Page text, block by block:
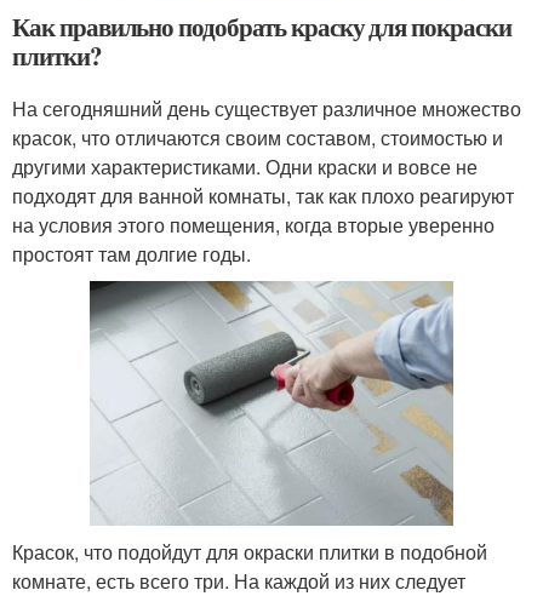
Как правильно подобрать краску для покраски
плитки?
На сегодняшний день существует различное множество
красок, что отличаются своим составом, стоимостью и
другими характеристиками. Одни краски и вовсе не
подходят для ванной комнаты, так как плохо реагируют
на условия этого помещения, когда вторые уверенно
простоят там долгие годы.
Красок, что подойдут для окраски плитки в подобной
комнате, есть всего три. На каждой из них следует